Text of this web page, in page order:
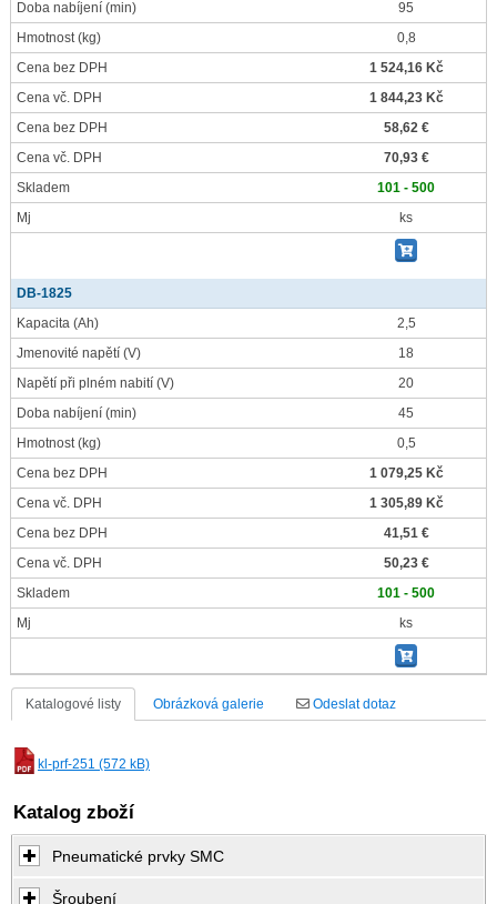
Doba nabíjení (min)
95
Hmotnost(kg)
0,8
Cena bez DPH
1 524,16 Kč
Cena vč. DPH
1 844,23 Kč
Cena bez DPH
58,62 €
Cena vč. DPH
70,93 €
Skladem
101 - 500
Mj
ks
DB-1825
Kapacita (Ah)
2,5
Jmenovité napětí (V)
18
Napětí při plném nabití (V)
20
Doba nabíjení (min)
45
Hmotnost(kg)
0,5
Cena bez DPH
1 079,25 Kč
Cena vč. DPH
1 305,89 Kč
Cena bez DPH
41,51 €
Cena vč. DPH
50,23 €
Skladem
101 - 500
Mj
ks
Katalogové listy Obrázková galerie Odeslat dotaz
kl-prf-251 (572 kB)
Katalog zboží
Pneumatické prvky SMC
Šroubení